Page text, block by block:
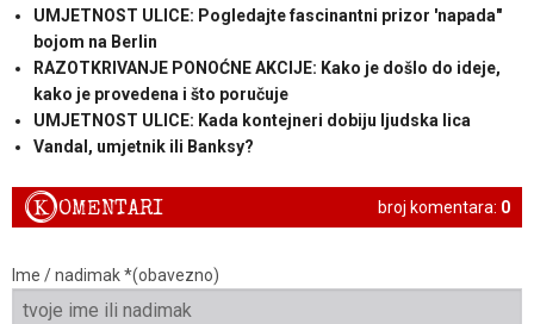
UMJETNOST ULICE: Pogledajte fascinantni prizor 'napada"
bojom na Berlin
RAZOTKRIVANJE PONOĆNE AKCIJE: Kako je došlo do ideje,
kako je provedena i što poručuje
UMJETNOST ULICE: Kada kontejneri dobiju ljudska lica
Vandal, umjetnik ili Banksy?
broj komentara: 0
KOMENTARI
Ime / nadimak *(obavezno)